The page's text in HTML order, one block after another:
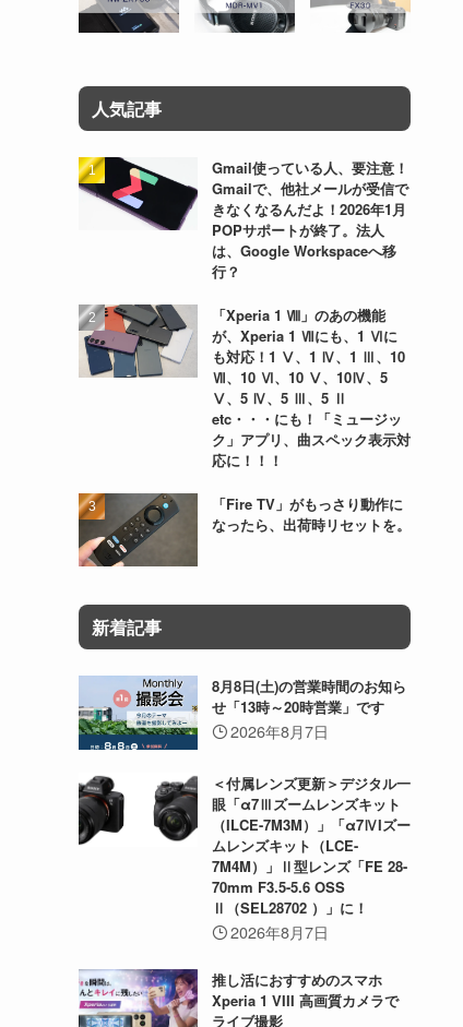
人気記事
Gmail使っている人、要注意！
Gmailで、他社メールが受信で
きなくなるんだよ！2026年1月
POPサポートが終了。法人
は、Google Workspaceへ移
行？
「Xperia 1 Ⅷ」のあの機能
が、Xperia 1 Ⅶにも、1 Ⅵに
も対応！1 Ⅴ、1 Ⅳ、1 Ⅲ、10
Ⅶ、10 Ⅵ、10 Ⅴ、10Ⅳ、5
Ⅴ、5 Ⅳ、5 Ⅲ、5 Ⅱ
etc・・・にも！「ミュージッ
ク」アプリ、曲スペック表示対
応に！！！
「Fire TV」がもっさり動作に
なったら、出荷時リセットを。
新着記事
8月8日(土)の営業時間のお知ら
せ「13時～20時営業」です
2026年8月7日
＜付属レンズ更新＞デジタル一
眼「α7Ⅲズームレンズキット
（ILCE-7M3M）」「α7ⅣIズー
ムレンズキット（LCE-
7M4M）」Ⅱ型レンズ「FE 28-
70mm F3.5-5.6 OSS
Ⅱ（SEL28702 ）」に！
2026年8月7日
推し活におすすめのスマホ
Xperia 1 VIII 高画質カメラで
ライブ撮影